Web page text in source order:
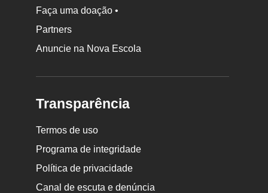
Faça uma doação •
Partners
Anuncie na Nova Escola
Transparência
Termos de uso
Programa de integridade
Política de privacidade
Canal de escuta e denúncia